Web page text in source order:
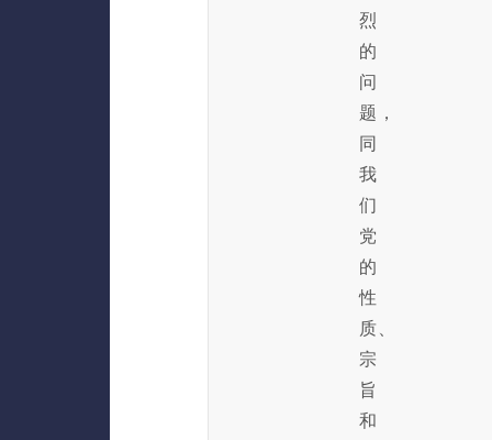
烈
的
问
题，
同
我
们
党
的
性
质、
宗
旨
和